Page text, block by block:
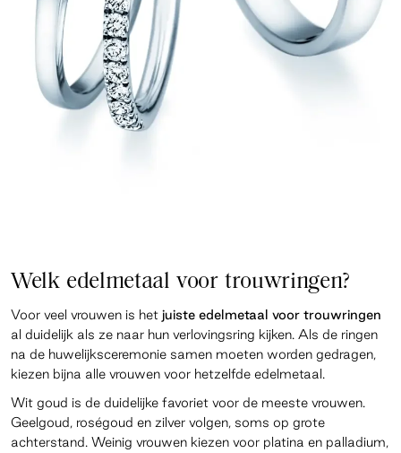
Welk edelmetaal voor trouwringen?
Voor veel vrouwen is het juiste edelmetaal voor trouwringen
al duidelijk als ze naar hun verlovingsring kijken. Als de ringen
na de huwelijksceremonie samen moeten worden gedragen,
kiezen bijna alle vrouwen voor hetzelfde edelmetaal.
Wit goud is de duidelijke favoriet voor de meeste vrouwen.
Geelgoud, roségoud en zilver volgen, soms op grote
achterstand. Weinig vrouwen kiezen voor platina en palladium,